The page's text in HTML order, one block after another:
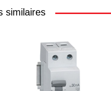
similaires